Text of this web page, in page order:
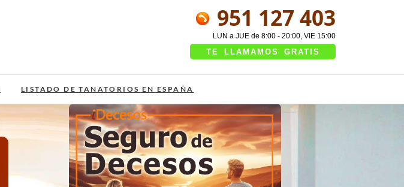
951 127 403
LUN a JUE de 8:00 - 20:00, VIE 15:00
TE LLAMAMOS GRATIS
LISTADO DE TANATORIOS EN ESPAÑA